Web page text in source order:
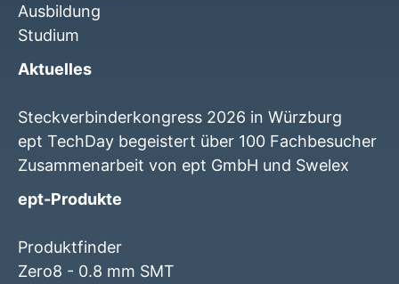
Ausbildung
Studium
Aktuelles
Steckverbinderkongress 2026 in Würzburg
ept TechDay begeistert über 100 Fachbesucher
Zusammenarbeit von ept GmbH und Swelex
ept-Produkte
Produktfinder
Zero8 - 0.8 mm SMT